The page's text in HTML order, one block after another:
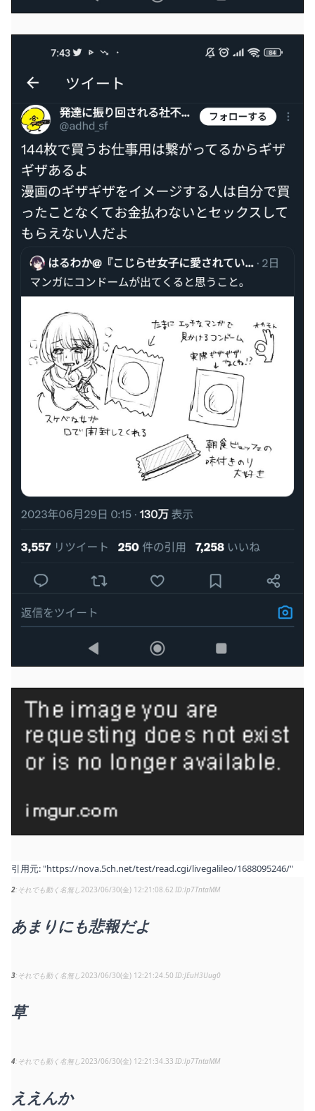
引用元: "https://nova.5ch.net/test/read.cgi/livegalileo/1688095246/"
2 それでも動く名無し2023/06/30(金) 12:21:08.62 lp7TntaMM
あまりにも悲報だよ
3 それでも動く名無し2023/06/30(金) 12:21:24.50 JEuH3Uug0
草
4 それでも動く名無し2023/06/30(金) 12:21:34.33 lp7TntaMM
ええんか